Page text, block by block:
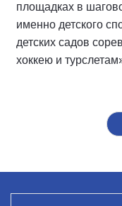
площадках в
именно детского
детских садов
хоккею и